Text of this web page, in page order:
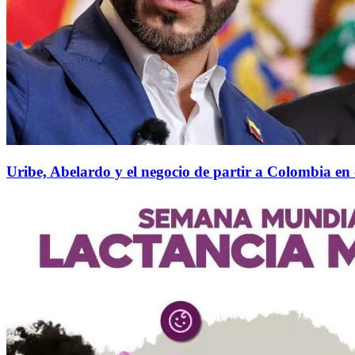
Uribe, Abelardo y el negocio de partir a Colombia en